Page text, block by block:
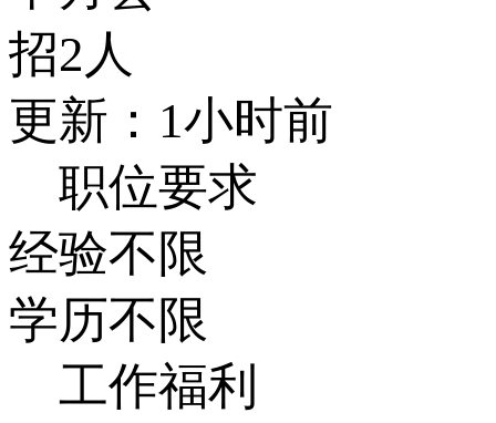
招2人
更新：1小时前
职位要求
经验不限
学历不限
工作福利